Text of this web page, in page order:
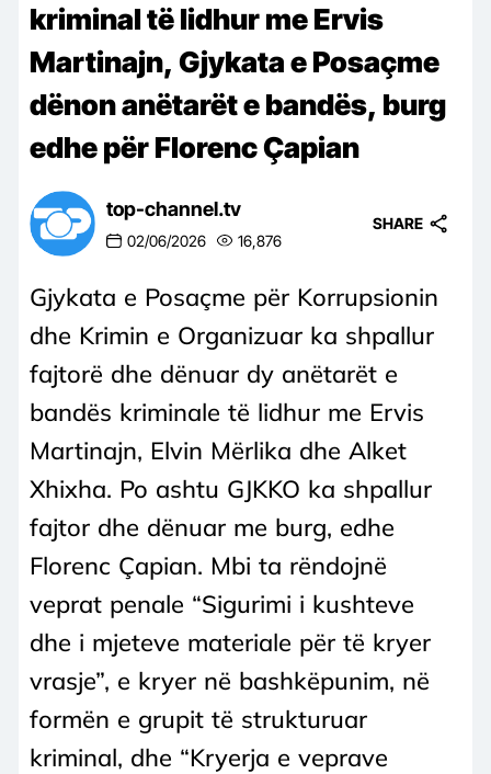
kriminal të lidhur me Ervis
Martinajn, Gjykata e Posaçme
dënon anëtarët e bandës, burg
edhe për Florenc Çapian
top-channel.tv
02/06/2026 16,876
SHARE
Gjykata e Posaçme për Korrupsionin
dhe Krimin e Organizuar ka shpallur
fajtorë dhe dënuar dy anëtarët e
bandës kriminale të lidhur me Ervis
Martinajn, Elvin Mërlika dhe Alket
Xhixha. Po ashtu GJKKO ka shpallur
fajtor dhe dënuar me burg, edhe
Florenc Çapian. Mbi ta rëndojnë
veprat penale “Sigurimi i kushteve
dhe i mjeteve materiale për të kryer
vrasje”, e kryer në bashkëpunim, në
formën e grupit të strukturuar
kriminal, dhe “Kryerja e veprave